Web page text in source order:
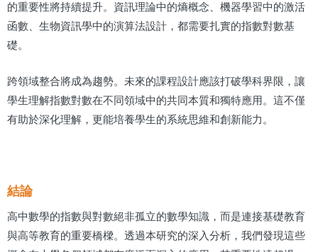
的重要性將持續提升。資訊理論中的熵概念、機器學習中的激活
函數、生物資訊學中的演算法設計，都需要扎實的指數對數基
礎。
跨領域整合將成為趨勢。未來的課程設計應該打破學科界限，讓
學生理解指數對數在不同領域中的共同本質和獨特應用。這不僅
有助於深化理解，更能培養學生的系統思維和創新能力。
結論
高中數學的指數與對數絕非孤立的數學知識，而是連接基礎教育
與高等教育的重要橋樑。透過本研究的深入分析，我們發現這些